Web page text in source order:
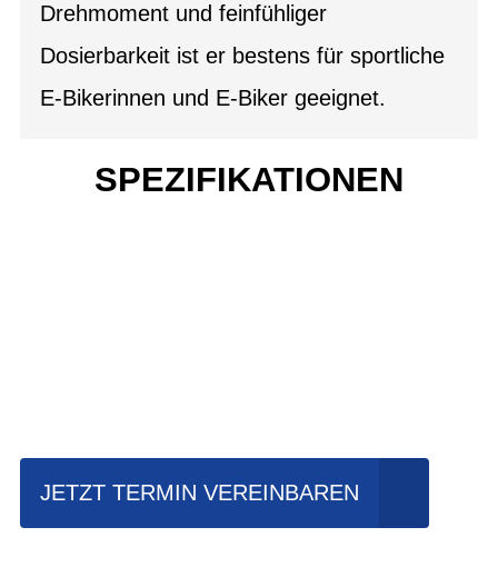
Drehmoment und feinfühliger
Dosierbarkeit ist er bestens für sportliche
E-Bikerinnen und E-Biker geeignet.
SPEZIFIKATIONEN
JETZT TERMIN VEREINBAREN